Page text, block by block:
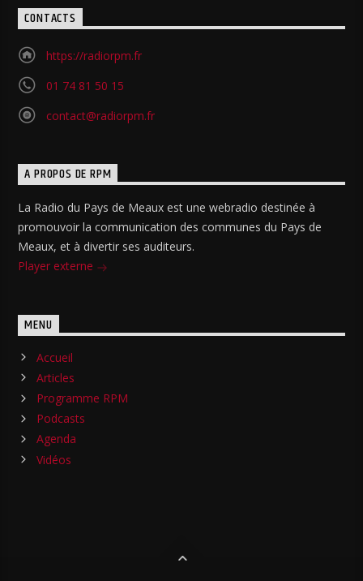
CONTACTS
https://radiorpm.fr
01 74 81 50 15
contact@radiorpm.fr
A PROPOS DE RPM
La Radio du Pays de Meaux est une webradio destinée à
promouvoir la communication des communes du Pays de
Meaux, et à divertir ses auditeurs.
Player externe
MENU
Accueil
Articles
Programme RPM
Podcasts
Agenda
Vidéos